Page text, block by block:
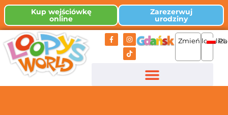
Kup wejściówkę
online
Zarezerwuj
urodziny
Zmień PL